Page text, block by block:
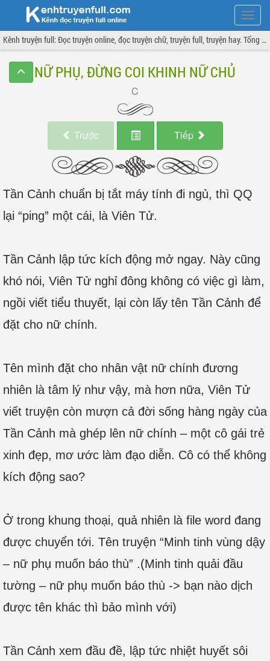
Hiện
menu
Kênh truyện full: Đọc truyện online, đọc truyện chữ, truyện full, truyện hay. Tổng hợp đầy đủ và cập nhật liên tục.
NỮ PHỤ, ĐỪNG COI KHINH NỮ CHỦ
Trước Tiếp
Tần Cảnh chuẩn bị tắt máy tính đi ngủ, thì QQ
lại “ping” một cái, là Viên Tử.
Tần Cảnh lập tức kích động mở ngay. Này cũng
khó nói, Viên Tử nghỉ đông không có việc gì làm,
ngồi viết tiểu thuyết, lại còn lấy tên Tần Cảnh để
đặt cho nữ chính.
Tên mình đặt cho nhân vật nữ chính đương
nhiên là tâm lý như vậy, mà hơn nữa, Viên Tử
viết truyện còn mượn cả đời sống hàng ngày của
Tần Cảnh mà ghép lên nữ chính – một cô gái trẻ
xinh đẹp, mơ ước làm đạo diễn. Cô có thể không
kích động sao?
Ở trong khung thoại, quả nhiên là file word đang
được chuyển tới. Tên truyện “Minh tinh vùng dậy
– nữ phụ muốn báo thù” .(Minh tinh quải đầu
tường – nữ phụ muốn báo thù -> bạn nào dịch
được tên khác thì bảo mình với)
Tần Cảnh xem đầu đề, lập tức nhiệt huyết sôi